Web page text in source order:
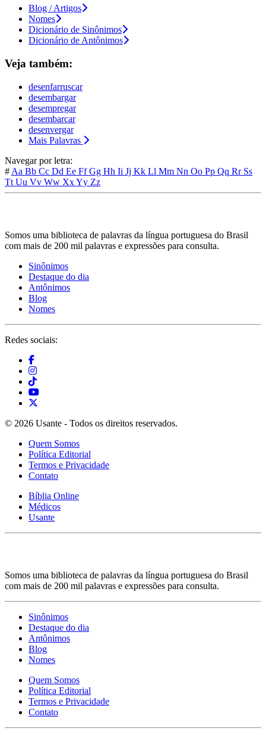
Blog / Artigos
Nomes
Dicionário de Sinônimos
Dicionário de Antônimos
Veja também:
desenfarruscar
desembargar
desempregar
desembarcar
desenvergar
Mais Palavras
Navegar por letra:
# Aa Bb Cc Dd Ee FfGg Hh Ii Jj Kk Ll Mm Nn Oo Pp Qq Rr Ss
Tt Uu Vv Ww XxYy Zz
Somos uma biblioteca de palavras da língua portuguesa do Brasil
com mais de 200 mil palavras e expressões para consulta.
Sinônimos
Destaque do dia
Antônimos
Blog
Nomes
Redes sociais:
© 2026 Usante - Todos os direitos reservados.
Quem Somos
Política Editorial
Termos e Privacidade
Contato
Bíblia Online
Médicos
Usante
Somos uma biblioteca de palavras da língua portuguesa do Brasil
com mais de 200 mil palavras e expressões para consulta.
Sinônimos
Destaque do dia
Antônimos
Blog
Nomes
Quem Somos
Política Editorial
Termos e Privacidade
Contato